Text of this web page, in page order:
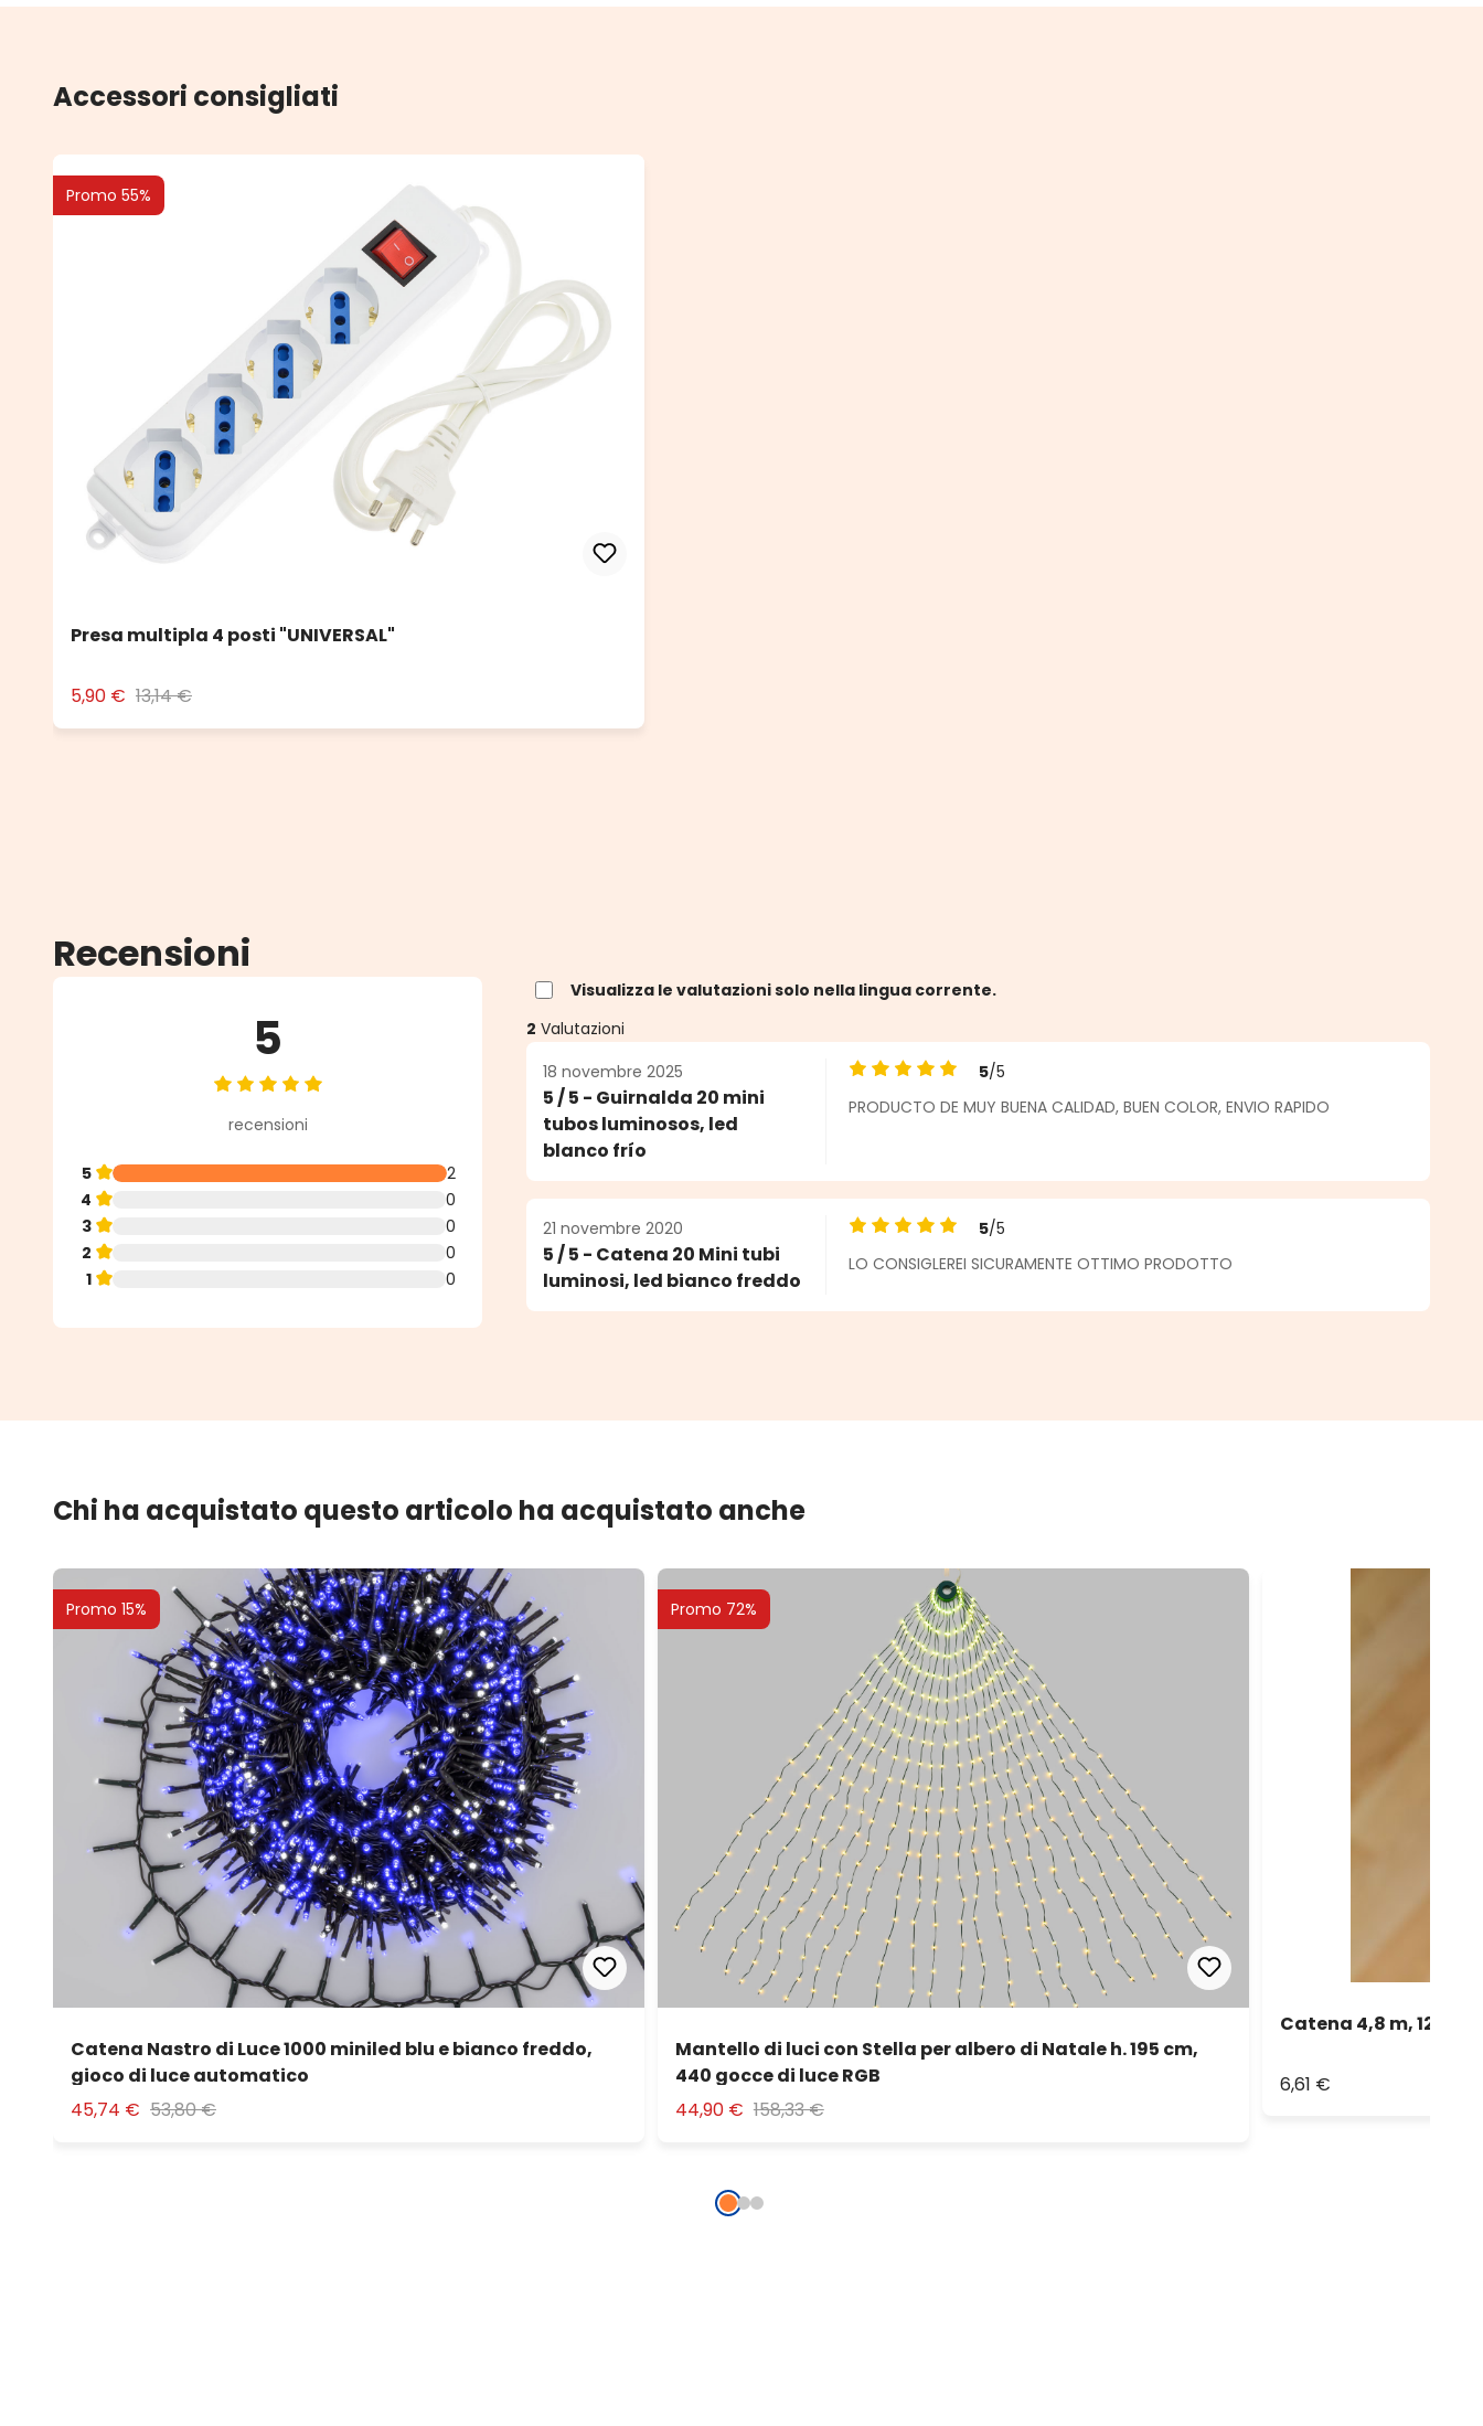
Accessori consigliati
Promo 55%
Presa multipla 4 posti "UNIVERSAL"
5,90 € 13,14 €
Recensioni
5
Valutazione media di 5 su 5 stelle
recensioni
5
2
4
0
3
0
2
0
1
0
Visualizza le valutazioni solo nella lingua corrente.
2 Valutazioni
18 novembre 2025
5 / 5 - Guirnalda 20 mini
tubos luminosos, led
blanco frío
Valutazione media di 5 su 5 stelle
5/5
PRODUCTO DE MUY BUENA CALIDAD, BUEN COLOR, ENVIO RAPIDO
21 novembre 2020
5 / 5 - Catena 20 Mini tubi
luminosi, led bianco freddo
Valutazione media di 5 su 5 stelle
5/5
LO CONSIGLEREI SICURAMENTE OTTIMO PRODOTTO
Chi ha acquistato questo articolo ha acquistato anche
Promo 15%
Catena Nastro di Luce 1000 miniled blu e bianco freddo,
gioco di luce automatico
45,74 € 53,80 €
Promo 72%
Mantello di luci con Stella per albero di Natale h. 195 cm,
440 gocce di luce RGB
44,90 € 158,33 €
Catena 4,8 m, 120
6,61 €